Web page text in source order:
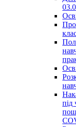
Про
під